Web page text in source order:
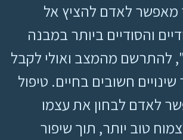
מאפשר לאדם להציץ אל
והסודיים ביותר במבנה
להתרשם מהמצב ואולי לקבל
חשובים בחיים. טיפול
לאדם לבחון את עצמו
טוב יותר, תוך שיפור